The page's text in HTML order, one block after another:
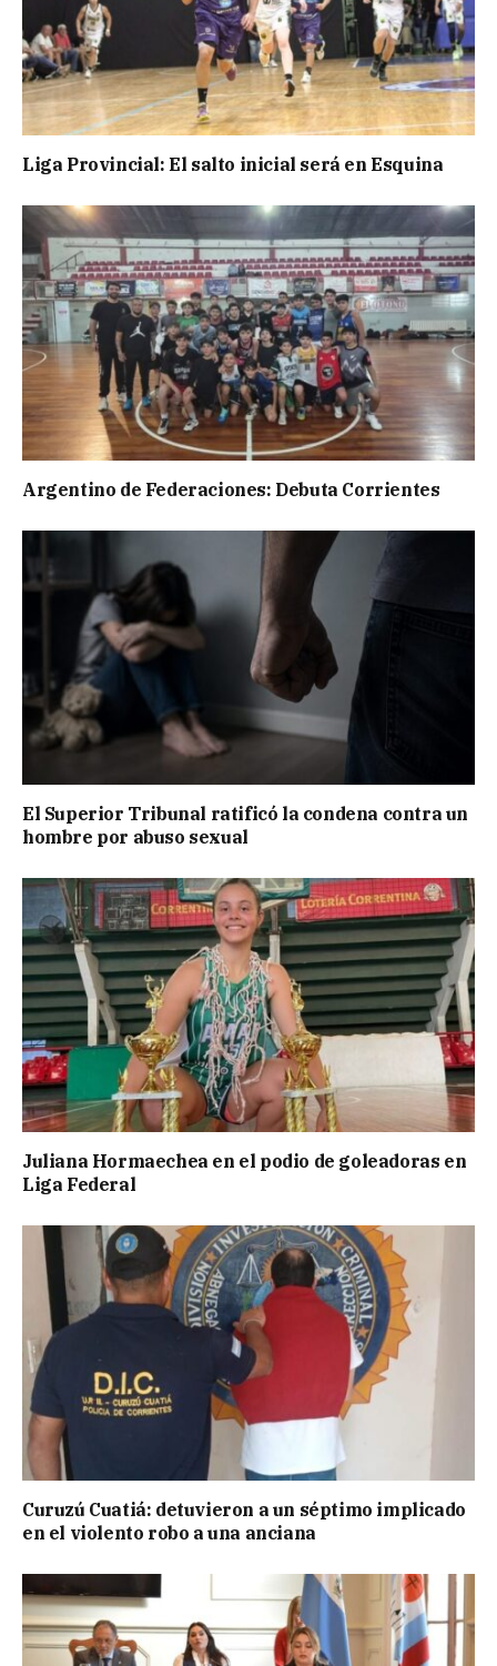
Liga Provincial: El salto inicial será en Esquina
Argentino de Federaciones: Debuta Corrientes
El Superior Tribunal ratificó la condena contra un
hombre por abuso sexual
Juliana Hormaechea en el podio de goleadoras en
Liga Federal
Curuzú Cuatiá: detuvieron a un séptimo implicado
en el violento robo a una anciana